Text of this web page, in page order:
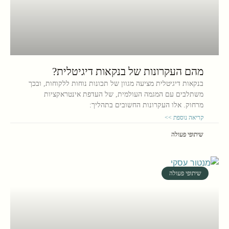
מהם העקרונות של בנקאות דיגיטלית?
בנקאות דיגיטלית מציעה מגוון של תכונות נוחות ללקוחות, ובכך
משתלבים עם המגמה העולמית, של העדפת אינטראקציות
מרחוק. אלו העקרונות החשובים בתהליך:
קריאה נוספת >>
שיתופי פעולה
שיתופי פעולה